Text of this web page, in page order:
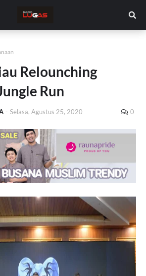
Relounching
Run
- Selasa, Agustus 25, 2020 0